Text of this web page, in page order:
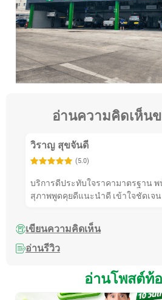
อ่านความคิดเห็น
วิราญ สุขจันดี
(5.0)
บริการดีประทับใจราคามาตรฐาน พ
สุภาพพูดคุยดีแนะนำดี เข้าใจชัดเจน
เขียนความคิดเห็น
อ่านรีวิว
อ่านโพสต์ท้